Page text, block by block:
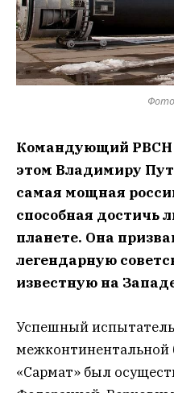
Командующий РВСН
этом Владимиру
самая мощная
способная достичь
планете. Она
легендарную
известную на
Успешный
межконтинентальной
«Сармат» был